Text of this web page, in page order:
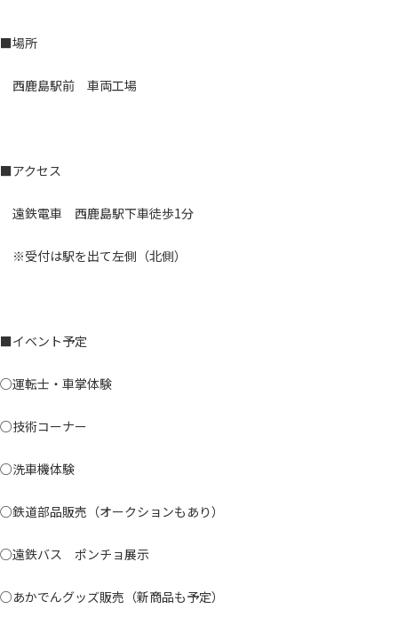
■場所
西鹿島駅前 車両工場
■アクセス
遠鉄電車 西鹿島駅下車徒歩1分
※受付は駅を出て左側（北側）
■イベント予定
○運転士・車掌体験
○技術コーナー
○洗車機体験
○鉄道部品販売（オークションもあり）
○遠鉄バス ポンチョ展示
○あかでんグッズ販売（新商品も予定）